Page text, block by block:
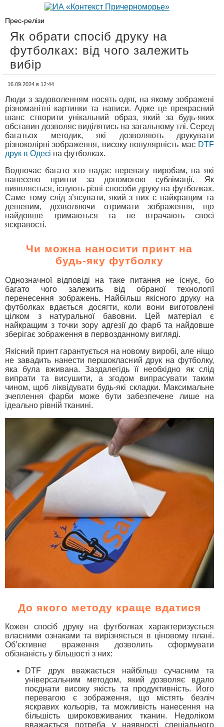
Прес-релізи
Як обрати спосіб друку на
футболках: від чого залежить
вибір
16.09.2024 в 12:44
Люди з задоволенням носять одяг, на якому зображені
різноманітні картинки та написи. Адже це прекрасний
шанс створити унікальний образ, який за будь-яких
обставин дозволяє виділятись на загальному тлі. Серед
багатьох методик, які дозволяють друкувати
різноколірні зображення, високу популярність маєDTF
друк в Одесі на футболках.
Водночас багато хто надає перевагу виробам, на які
нанесено принти за допомогою сублімації. Як
виявляється, існують різні способи друку на футболках.
Саме тому слід з’ясувати, який з них є найкращим та
дешевим, дозволяючи отримати зображення, що
найдовше тримаються та не втрачають своєї
яскравості.
Чи можна наносити принт на
будь-яку футболку
Однозначної відповіді на таке питання не існує, бо
багато чого залежить від обраної технології
перенесення зображень. Найбільш якісного друку на
футболках вдається досягти, коли вони виготовлені
цілком з натуральної бавовни. Цей матеріал є
найкращим з точки зору адгезії до фарб та найдовше
зберігає зображення в первозданному вигляді.
Якісний принт гарантується на новому виробі, але ніщо
не завадить нанести першокласний друк на футболку,
яка була вживана. Заздалегідь її необхідно як слід
випрати та висушити, а згодом випрасувати таким
чином, щоб ліквідувати будь-які складки. Максимальне
зчеплення фарби може бути забезпечене лише на
ідеально рівній тканині.
До якого методу краще вдатися
Кожен спосіб друку на футболках характеризується
власними ознаками та вирізняється в ціновому плані.
Об’єктивне враження дозволить сформувати
обізнаність у більшості з них:
DTF друк вважається найбільш сучасним та
універсальним методом, який дозволяє вдало
поєднати високу якість та продуктивність. Його
перевагою є зображення, що містять безліч
яскравих кольорів, та можливість нанесення на
більшість широковживаних тканин. Недоліком
вважається потреба у наявності спеціального